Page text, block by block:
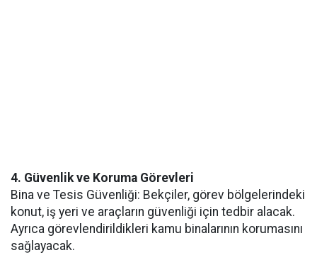
4. Güvenlik ve Koruma Görevleri
Bina ve Tesis Güvenliği: Bekçiler, görev bölgelerindeki
konut, iş yeri ve araçların güvenliği için tedbir alacak.
Ayrıca görevlendirildikleri kamu binalarının korumasını
sağlayacak.